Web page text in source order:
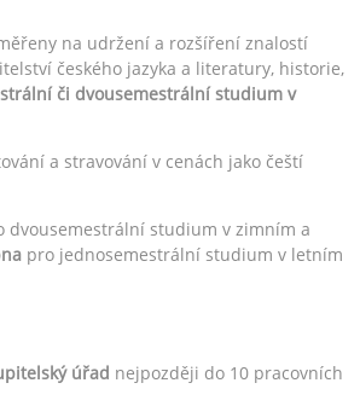
na udržení a rozšíření znalostí
českého jazyka a literatury, historie,
či dvousemestrální studium v
a stravování v cenách jako čeští
dvousemestrální studium v zimním a
pro jednosemestrální studium v letním
úřad nejpozději do 10 pracovních